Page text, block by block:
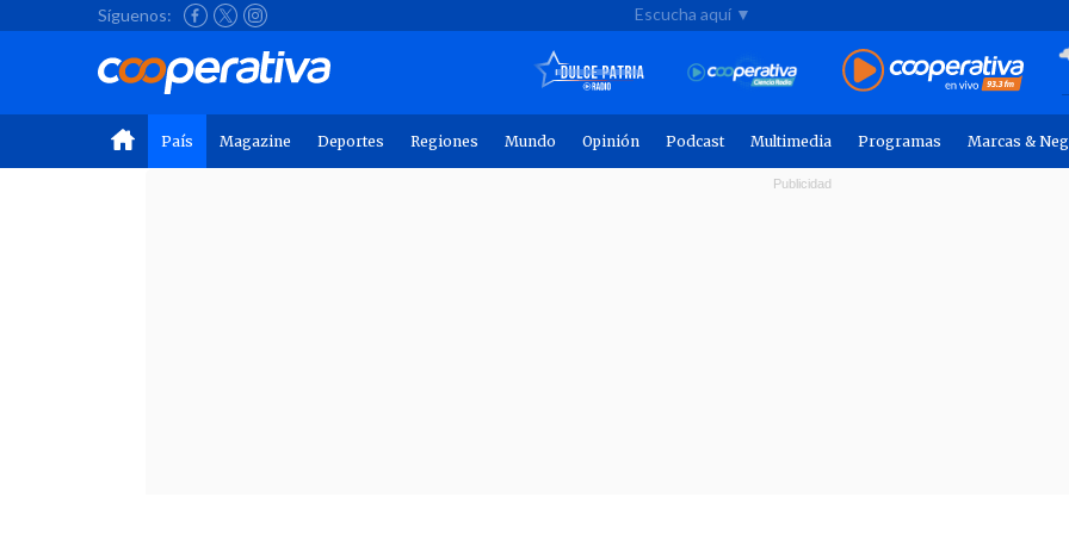
Síguenos: Escucha aquí ▼
País Magazine Deportes Regiones Mundo Opinión Podcast Multimedia Programas Marcas &